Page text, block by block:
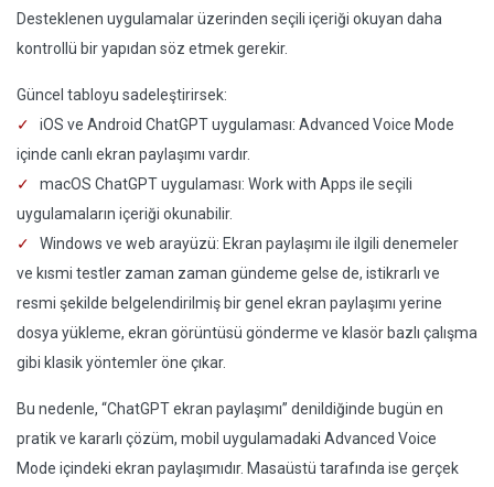
Desteklenen uygulamalar üzerinden seçili içeriği okuyan daha
kontrollü bir yapıdan söz etmek gerekir.
Güncel tabloyu sadeleştirirsek:
iOS ve Android ChatGPT uygulaması: Advanced Voice Mode
içinde canlı ekran paylaşımı vardır.
macOS ChatGPT uygulaması: Work with Apps ile seçili
uygulamaların içeriği okunabilir.
Windows ve web arayüzü: Ekran paylaşımı ile ilgili denemeler
ve kısmi testler zaman zaman gündeme gelse de, istikrarlı ve
resmi şekilde belgelendirilmiş bir genel ekran paylaşımı yerine
dosya yükleme, ekran görüntüsü gönderme ve klasör bazlı çalışma
gibi klasik yöntemler öne çıkar.
Bu nedenle, “ChatGPT ekran paylaşımı” denildiğinde bugün en
pratik ve kararlı çözüm, mobil uygulamadaki Advanced Voice
Mode içindeki ekran paylaşımıdır. Masaüstü tarafında ise gerçek